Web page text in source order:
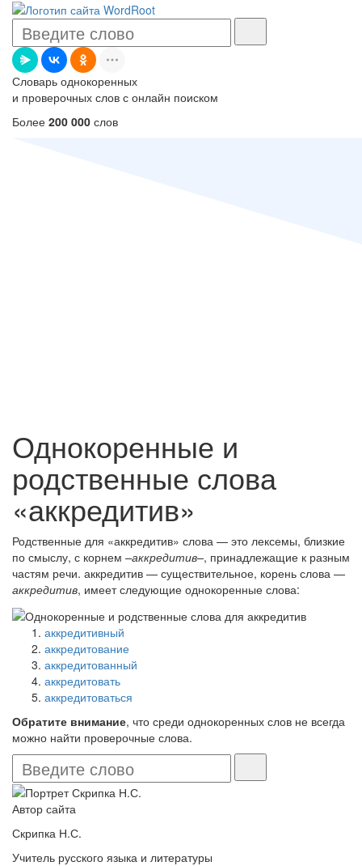
Словарь однокоренных
и проверочных слов с онлайн поиском
Более 200 000 слов
Однокоренные и
родственные слова
«аккредитив»
Родственные для «аккредитив» слова — это лексемы, близкие
по смыслу, с корнем –аккредитив–, принадлежащие к разным
частям речи. аккредитив — существительное, корень слова —
аккредитив, имеет следующие однокоренные слова:
аккредитивный
аккредитование
аккредитованный
аккредитовать
аккредитоваться
Обратите внимание, что среди однокоренных слов не всегда
можно найти проверочные слова.
Автор сайта
Скрипка Н.С.
Учитель русского языка и литературы